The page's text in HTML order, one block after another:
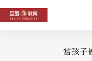
當孩子